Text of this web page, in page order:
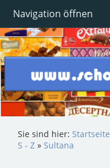
Navigation öffnen
Sie sind hier: Startseite
S - Z » Sultana